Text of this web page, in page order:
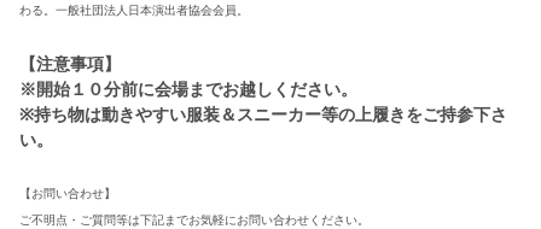
わる。一般社団法人日本演出者協会会員。
【注意事項】
※開始１０分前に会場までお越しください。
※持ち物は動きやすい服装＆スニーカー等の上履きをご持参下さ
い。
【お問い合わせ】
ご不明点・ご質問等は下記までお気軽にお問い合わせください。